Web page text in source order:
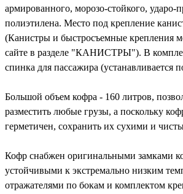
армированного, морозо-стойкого, ударо-
полиэтилена. Место под крепление
(Канистры и быстросъемные крепления
сайте в разделе "КАНИСТРЫ"). В
спинка для пассажира (устанавливается
Большой объем кофра - 160 литров,
разместить любые грузы, а поскольку
герметичен, сохранить их сухими и
Кофр снабжен оригинальными замками
устойчивыми к экстремально низким
отражателями по бокам и комплектом